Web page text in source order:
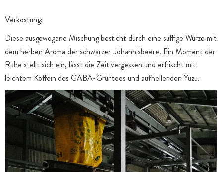
Verkostung:
Diese ausgewogene Mischung besticht durch eine süffige Würze mit
dem herben Aroma der schwarzen Johannisbeere. Ein Moment der
Ruhe stellt sich ein, lässt die Zeit vergessen und erfrischt mit
leichtem Koffein des GABA-Grüntees und aufhellenden Yuzu.